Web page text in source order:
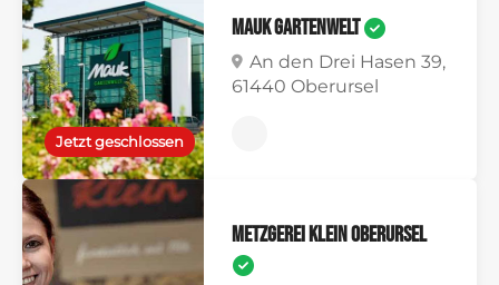
Jetzt geschlossen
Mauk Gartenwelt
An den Drei Hasen 39,
61440 Oberursel
Metzgerei Klein Oberursel